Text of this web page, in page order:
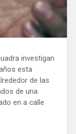
investigan
esta
de las
de una
en a calle